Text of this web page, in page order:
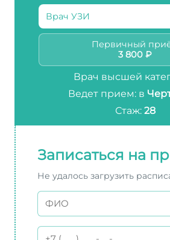
Врач УЗИ
Первичный
3 800 ₽
Врач высшей
Ведет прием: в
Стаж: 28
Записаться на
Не удалось загрузить